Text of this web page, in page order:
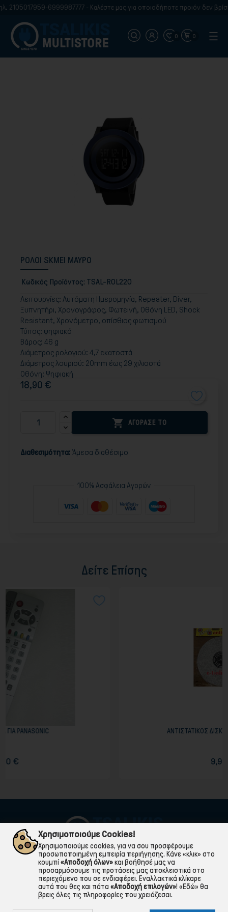
2105017959-6999987777 - Καλέστε μας για οποιοδήποτε προιόν δεν
0 0
ΡΟΛΟΙ SKMEI ΜΑΥΡΟ
Κωδικός Προϊόντος: TSAL-ROL220
Λειτουργίες: Αυτόματη Ημερομηνία, Repeater, Diver,
Ξυπνητήρι, Χρονογράφος, Φωτεινή, Οθόνη LED, Shock
Resistant, Χρονόμετρο, οπίσθιος φωτισμού
Τύπος: ψηφιακό
Βάρος: 46 g
Διάμετρος ρολογιού: 4,7 εκατοστά
Διάμετρος λουριού: 20mm έως 29 χιλιοστά
Οθόνη: Ψηφιακή
18,90 €
 ΑΓΟΡΑΣΕ ΤΟ
Διαθεσιμότητα: Άμεσα διαθέσιμο
100% Ασφάλεια Αγορών
Δείτε Επίσης
ΑΝΤΙΣΤΑΤΙΚΟΣ ΔΙΣΚΟΣ για ΠΛΑΤΩ ΠΙΚΑΠ
ΠΛΗΡΟΦΟΡΙΕΣ
Χρησιμοποιούμε Cookies!
Χρησιμοποιούμε cookies, για να σου προσφέρουμε
προσωποποιημένη εμπειρία περιήγησης. Κάνε «κλικ» στο
κουμπί«Αποδοχή όλων»και βοήθησέ μας να
προσαρμόσουμε τις προτάσεις μας αποκλειστικά στο
περιεχόμενο που σε ενδιαφέρει. Εναλλακτικά κλίκαρε
αυτά που θες και πάτα «Αποδοχή επιλογών»! «Εδώ» θα
βρεις όλες τις πληροφορίες που χρειάζεσαι.